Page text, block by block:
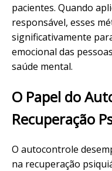
pacientes. Quando
responsável, esses
significativamente
emocional das
saúde mental.
O Papel do
Recuperação
O autocontrole
na recuperação